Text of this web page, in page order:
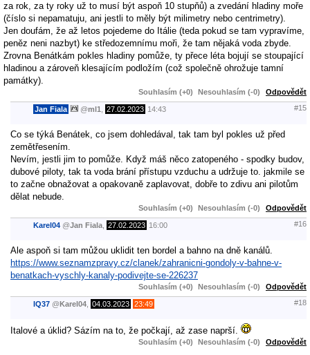
za rok, za ty roky už to musí být aspoň 10 stupňů) a zvedání hladiny moře
(číslo si nepamatuju, ani jestli to měly být milimetry nebo centrimetry).
Jen doufám, že až letos pojedeme do Itálie (teda pokud se tam vypravíme,
peněz neni nazbyt) ke středozemnímu moři, že tam nějaká voda zbyde.
Zrovna Benátkám pokles hladiny pomůže, ty přece léta bojují se stoupající
hladinou a zároveň klesajícím podložím (což společně ohrožuje tamní
památky).
Souhlasím (+0) Nesouhlasím (-0) Odpovědět
Jan Fiala @ml1 27.02.2023 14:43 #15
Co se týká Benátek, co jsem dohledával, tak tam byl pokles už před
zemětřesením.
Nevím, jestli jim to pomůže. Když máš něco zatopeného - spodky budov,
dubové piloty, tak ta voda brání přístupu vzduchu a udržuje to. jakmile se
to začne obnažovat a opakovaně zaplavovat, dobře to zdivu ani pilotům
dělat nebude.
Souhlasím (+0) Nesouhlasím (-0) Odpovědět
Karel04 @Jan Fiala 27.02.2023 16:00 #16
Ale aspoň si tam můžou uklidit ten bordel a bahno na dně kanálů.
https://www.seznamzpravy.cz/clanek/zahranicni-gondoly-v-bahne-v-
benatkach-vyschly-kanaly-podivejte-se-226237
Souhlasím (+0) Nesouhlasím (-0) Odpovědět
IQ37 @Karel04 04.03.2023 23:49 #18
Italové a úklid? Sázím na to, že počkají, až zase naprší.
Souhlasím (+0) Nesouhlasím (-0) Odpovědět